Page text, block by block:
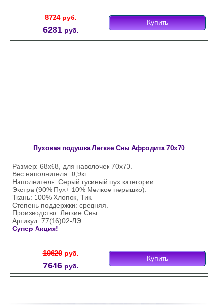
8724руб.
6281руб.
Купить
Пуховая подушка Легкие Сны Афродита 70х70
Размер: 68х68, для наволочек 70х70.
Вес наполнителя: 0,9кг.
Наполнитель: Серый гусиный пух категории
Экстра (90% Пух+ 10% Мелкое перышко).
Ткань: 100% Хлопок, Тик.
Степень поддержки: средняя.
Производство: Легкие Сны.
Артикул: 77(16)02-ЛЭ.
Супер Акция!
10620руб.
7646руб.
Купить